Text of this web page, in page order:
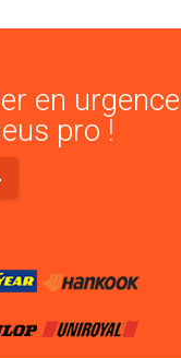
en urgence
pro !